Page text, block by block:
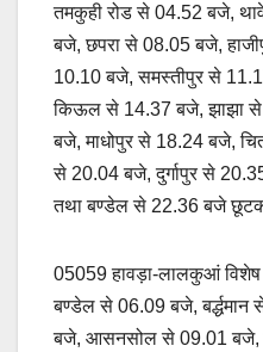
तमकुही रोड से 04.52 बजे,
बजे, छपरा से 08.05 बजे,
10.10 बजे, समस्तीपुर से
किऊल से 14.37 बजे, झाझा
बजे, माधोपुर से 18.24 बजे,
से 20.04 बजे, दुर्गापुर से
तथा बण्डेल से 22.36 बजे
05059 हावड़ा-लालकुआं विशेष
बण्डेल से 06.09 बजे, बर्द्धमान
बजे, आसनसोल से 09.01 बजे,